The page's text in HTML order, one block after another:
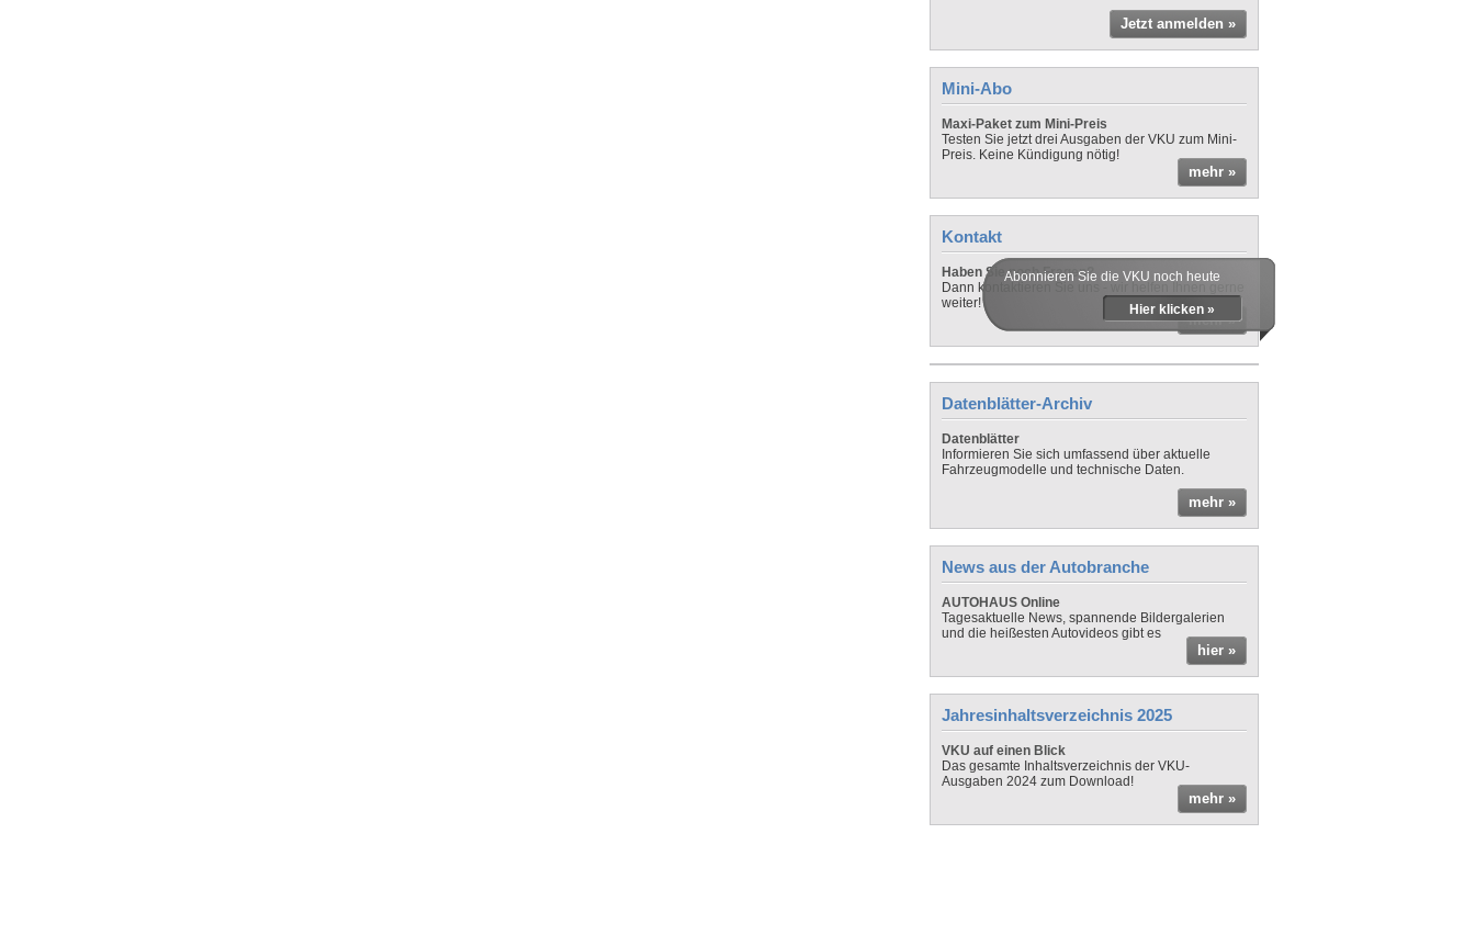
Jetzt anmelden »
Mini-Abo
Maxi-Paket zum Mini-Preis
Testen Sie jetzt drei Ausgaben der VKU zum Mini-
Preis. Keine Kündigung nötig!
mehr »
Kontakt
Haben Sie noch Fragen?
Dann kontaktieren Sie uns - wir helfen Ihnen gerne
weiter!
mehr »
Abonnieren Sie die VKU noch heute
Hier klicken »
Datenblätter-Archiv
Datenblätter
Informieren Sie sich umfassend über aktuelle
Fahrzeugmodelle und technische Daten.
mehr »
News aus der Autobranche
AUTOHAUS Online
Tagesaktuelle News, spannende Bildergalerien
und die heißesten Autovideos gibt es
hier »
Jahresinhaltsverzeichnis 2025
VKU auf einen Blick
Das gesamte Inhaltsverzeichnis der VKU-
Ausgaben 2024 zum Download!
mehr »